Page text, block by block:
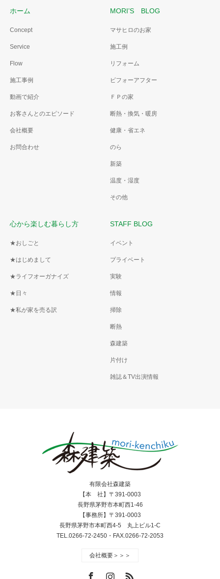
ホーム
Concept
Service
Flow
施工事例
動画で紹介
お客さんとのエピソード
会社概要
お問合わせ
MORI’S BLOG
マサヒロのお家
施工例
リフォーム
ビフォーアフター
ＦＰの家
断熱・換気・暖房
健康・省エネ
のら
新築
温度・湿度
その他
心から楽しむ暮らし方
★おしごと
★はじめまして
★ライフオーガナイズ
★日々
★私が家を売る訳
STAFF BLOG
イベント
プライベート
実験
情報
掃除
断熱
森建築
片付け
雑誌＆TV出演情報
有限会社森建築
【本 社】〒391-0003
長野県茅野市本町西1-46
【事務所】〒391-0003
長野県茅野市本町西4-5 丸上ビル1-C
TEL.0266-72-2450・FAX.0266-72-2053
会社概要＞＞＞